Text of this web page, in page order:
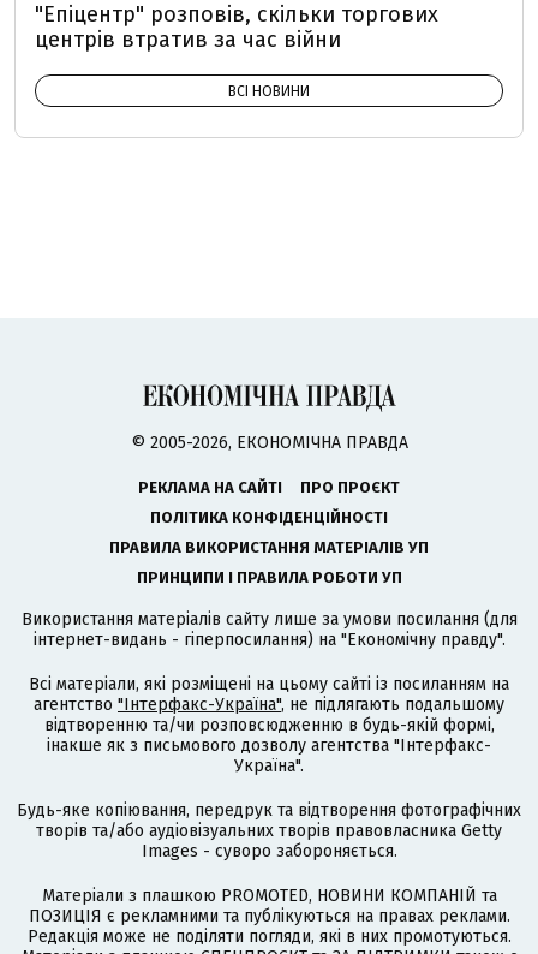
"Епіцентр" розповів, скільки торгових
центрів втратив за час війни
ВСІ НОВИНИ
© 2005-2026, ЕКОНОМІЧНА ПРАВДА
РЕКЛАМА НА САЙТІ
ПРО ПРОЄКТ
ПОЛІТИКА КОНФІДЕНЦІЙНОСТІ
ПРАВИЛА ВИКОРИСТАННЯ МАТЕРІАЛІВ УП
ПРИНЦИПИ І ПРАВИЛА РОБОТИ УП
Використання матеріалів сайту лише за умови посилання (для
інтернет-видань - гіперпосилання) на "Економічну правду".
Всі матеріали, які розміщені на цьому сайті із посиланням на
агентство "Інтерфакс-Україна", не підлягають подальшому
відтворенню та/чи розповсюдженню в будь-якій формі,
інакше як з письмового дозволу агентства "Інтерфакс-
Україна".
Будь-яке копіювання, передрук та відтворення фотографічних
творів та/або аудіовізуальних творів правовласника Getty
Images - суворо забороняється.
Матеріали з плашкою PROMOTED, НОВИНИ КОМПАНІЙ та
ПОЗИЦІЯ є рекламними та публікуються на правах реклами.
Редакція може не поділяти погляди, які в них промотуються.